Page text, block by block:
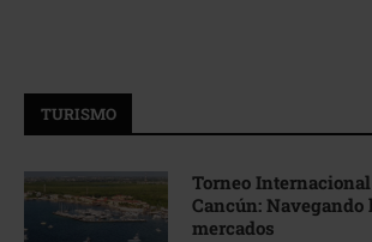
TURISMO
Torneo
Cancún: Navegando
mercados